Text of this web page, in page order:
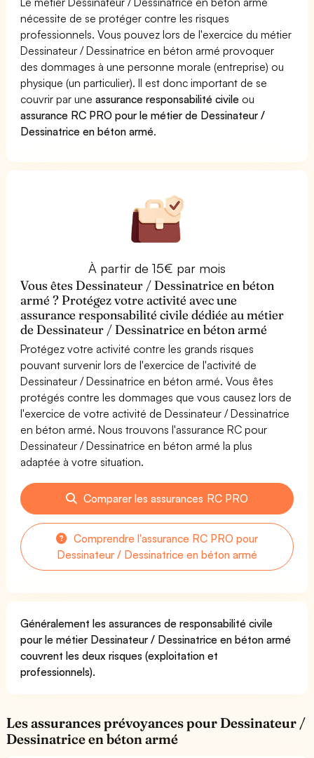
nécessite de se protéger contre les risques
professionnels. Vous pouvez lors de l'exercice du métier
Dessinateur / Dessinatrice en béton armé provoquer
des dommages à une personne morale (entreprise) ou
physique (un particulier). Il est donc important de se
couvrir par uneassurance responsabilité civile ou
assurance RC PRO pour le métier de Dessinateur /
Dessinatrice en béton armé.
À partir de 15€ par mois
Vous êtes Dessinateur / Dessinatrice en béton
armé ? Protégez votre activité avec une
assurance responsabilité civile dédiée au métier
de Dessinateur / Dessinatrice en béton armé
Protégez votre activité contre les grands risques
pouvant survenir lors de l'exercice de l'activité de
Dessinateur / Dessinatrice en béton armé. Vous êtes
protégés contre les dommages que vous causez lors de
l'exercice de votre activité de Dessinateur / Dessinatrice
en béton armé. Nous trouvons l'assurance RC pour
Dessinateur / Dessinatrice en béton armé la plus
adaptée à votre situation.
Comparer les assurances RC PRO
Comprendre l'assurance RC PRO pour
Dessinateur / Dessinatrice en béton armé
Généralement les assurances de responsabilité civile
pour le métier Dessinateur / Dessinatrice en béton armé
couvrent les deux risques (exploitation et
professionnels).
Les assurances prévoyances pour Dessinateur /
Dessinatrice en béton armé